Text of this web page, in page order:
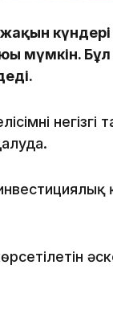
мүмкін.